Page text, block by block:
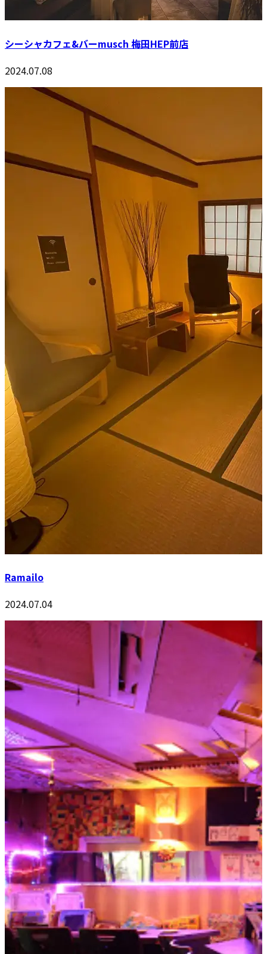
シーシャカフェ&バーmusch 梅田HEP前店
2024.07.08
Ramailo
2024.07.04